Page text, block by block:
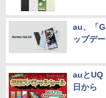
au、「
ップデ
auとUQ
日から